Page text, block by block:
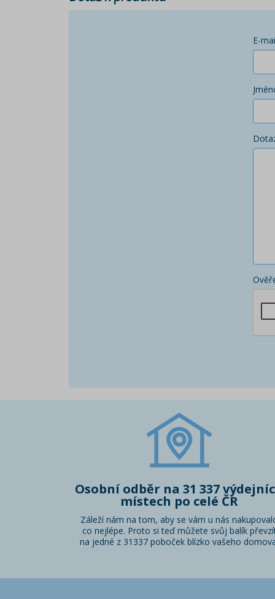
E-
Osobní odběr na 31 337
místech po celé ČR
Záleží nám na tom, aby se vám u nás
co nejlépe. Proto si teď můžete svůj balík
na jedné z 31337 poboček blízko vašeho